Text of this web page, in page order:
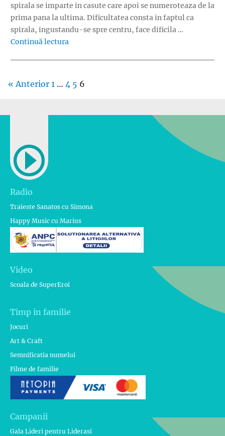
spirala se imparte in casute care apoi se numeroteaza de la
prima pana la ultima. Dificultatea consta in faptul ca
spirala, ingustandu-se spre centru, face dificila …
Continuă lectura
« Anterior 1 … 4 5 6
Radio
Traieste Sanatos cu Simona
Happy Music cu Marius
Video
Scoala de SuperEroi
Timp in familie
Jocuri
Art & Craft
Semnificatia numelui
Filme de familie
Campanii
Gala Lideri pentru Liderasi